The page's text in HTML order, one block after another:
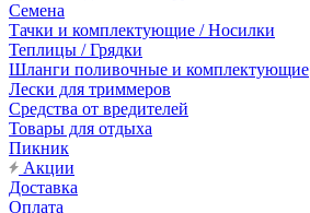
Семена
Тачки и комплектующие / Носилки
Теплицы / Грядки
Шланги поливочные и комплектующие
Лески для триммеров
Средства от вредителей
Товары для отдыха
Пикник
Акции
Доставка
Оплата